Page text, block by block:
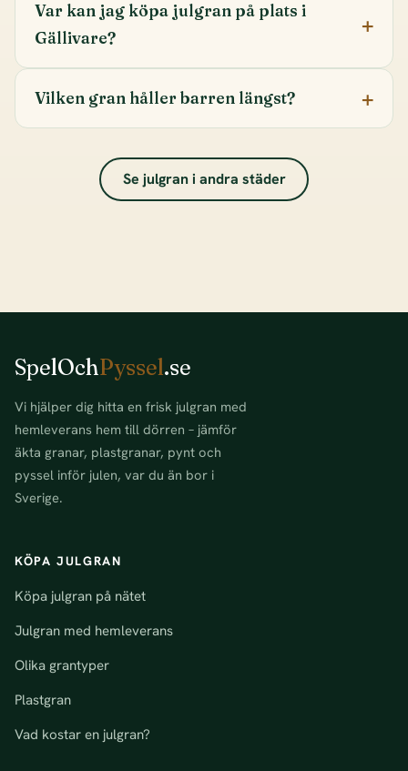
Var kan jag köpa julgran på plats i
Gällivare?
Vilken gran håller barren längst?
Se julgran i andra städer
SpelOchPyssel.se
Vi hjälper dig hitta en frisk julgran med
hemleverans hem till dörren – jämför
äkta granar, plastgranar, pynt och
pyssel inför julen, var du än bor i
Sverige.
KÖPA JULGRAN
Köpa julgran på nätet
Julgran med hemleverans
Olika grantyper
Plastgran
Vad kostar en julgran?